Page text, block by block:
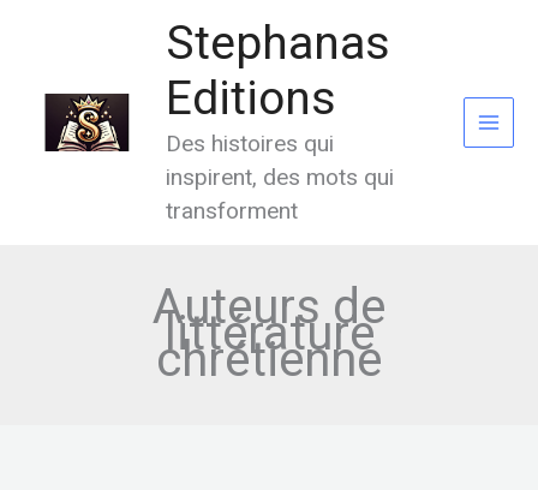
Stephanas
Editions
Des histoires qui
inspirent, des mots qui
transforment
Auteurs de
littérature
chrétienne